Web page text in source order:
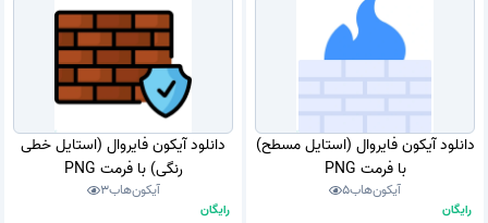
دانلود آیکون فایروال (استایل مسطح)
با فرمت PNG
آیکون‌هاب5
رایگان
دانلود آیکون فایروال (استایل خطی
رنگی) با فرمت PNG
آیکون‌هاب3
رایگان